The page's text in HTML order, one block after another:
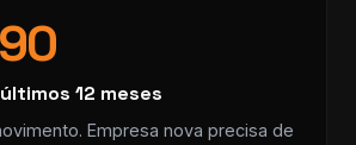
12 meses
Empresa nova precisa de